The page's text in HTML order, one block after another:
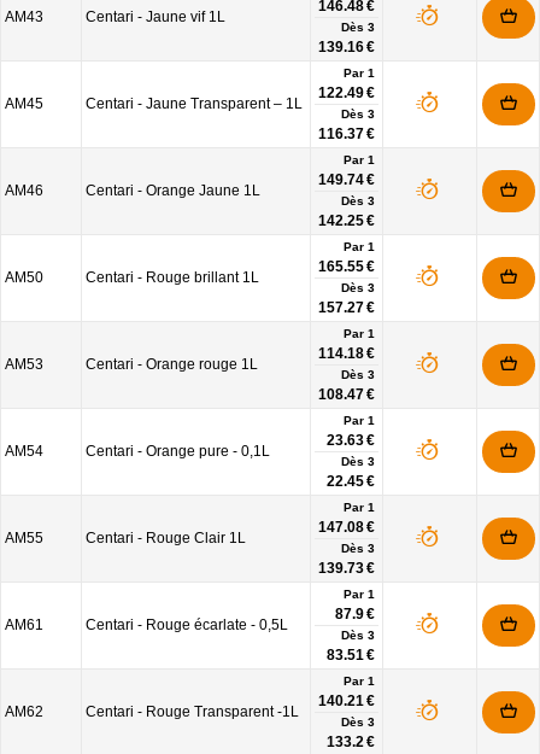
AM43 Centari - Jaune vif 1L
146.48 €
Dès 3
139.16 €
AM45 Centari - Jaune Transparent – 1L
Par 1
122.49 €
Dès 3
116.37 €
AM46 Centari - Orange Jaune 1L
Par 1
149.74 €
Dès 3
142.25 €
AM50 Centari - Rouge brillant 1L
Par 1
165.55 €
Dès 3
157.27 €
AM53 Centari - Orange rouge 1L
Par 1
114.18 €
Dès 3
108.47 €
AM54 Centari - Orange pure - 0,1L
Par 1
23.63 €
Dès 3
22.45 €
AM55 Centari - Rouge Clair 1L
Par 1
147.08 €
Dès 3
139.73 €
AM61 Centari - Rouge écarlate - 0,5L
Par 1
87.9 €
Dès 3
83.51 €
AM62 Centari - Rouge Transparent -1L
Par 1
140.21 €
Dès 3
133.2 €